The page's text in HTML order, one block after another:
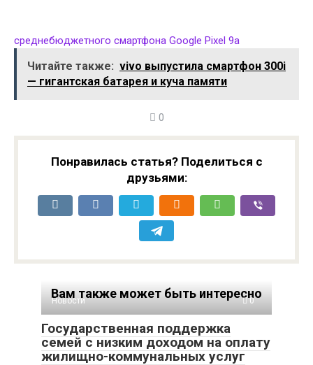
среднебюджетного смартфона Google Pixel 9a
Читайте также: vivo выпустила смартфон 300i
— гигантская батарея и куча памяти
0
Понравилась статья? Поделиться с
друзьями:
Вам также может быть интересно
Новости 0
Государственная поддержка
семей с низким доходом на оплату
жилищно-коммунальных услуг